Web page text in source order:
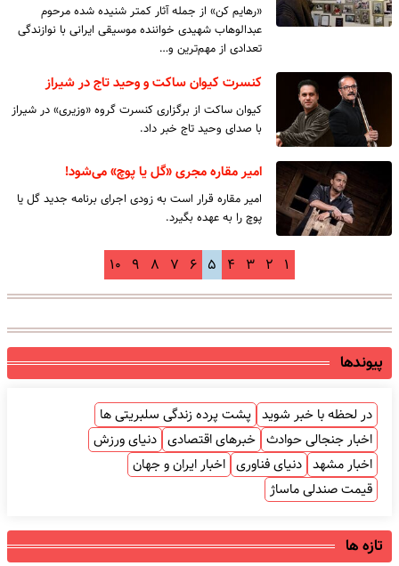
«رهایم کن» از جمله آثار کمتر شنیده شده مرحوم
عبدالوهاب شهیدی خواننده موسیقی ایرانی با نوازندگی
تعدادی از مهم‌ترین و…
کنسرت کیوان ساکت و وحید تاج در شیراز
کیوان ساکت از برگزاری کنسرت گروه «وزیری» در شیراز
با صدای وحید تاج خبر داد.
امیر مقاره مجری «گل یا پوچ» می‌شود!
امیر مقاره قرار است به زودی اجرای برنامه جدید گل یا
پوچ را به عهده بگیرد.
۱ ۲ ۳ ۴ ۵ ۶ ۷ ۸ ۹ ۱۰
پیوندها
در لحظه با خبر شوید پشت پرده زندگی سلبریتی ها
اخبار جنجالی حوادث خبرهای اقتصادی دنیای ورزش
اخبار مشهد دنیای فناوری اخبار ایران و جهان
قیمت صندلی ماساژ
تازه ها